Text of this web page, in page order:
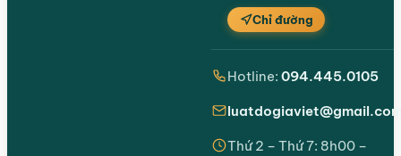
Chỉ đường
Hotline: 094.445.0105
Thứ 2 – Thứ 7: 8h00 –